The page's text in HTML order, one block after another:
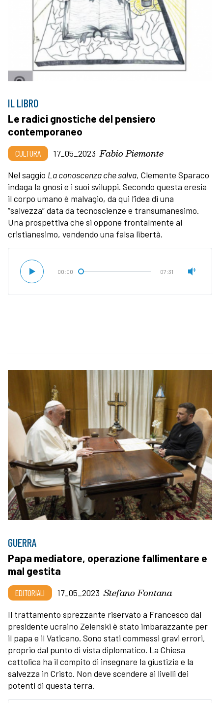
IL LIBRO
Le radici gnostiche del pensiero
contemporaneo
CULTURA 17_05_2023 Fabio Piemonte
Nel saggio La conoscenza che salva, Clemente Sparaco
indaga la gnosi e i suoi sviluppi. Secondo questa eresia
il corpo umano è malvagio, da qui l’idea di una
“salvezza” data da tecnoscienze e transumanesimo.
Una prospettiva che si oppone frontalmente al
cristianesimo, vendendo una falsa libertà.
00:00 07:31
GUERRA
Papa mediatore, operazione fallimentare e
mal gestita
EDITORIALI 17_05_2023 Stefano Fontana
Il trattamento sprezzante riservato a Francesco dal
presidente ucraino Zelenski è stato imbarazzante per
il papa e il Vaticano. Sono stati commessi gravi errori,
proprio dal punto di vista diplomatico. La Chiesa
cattolica ha il compito di insegnare la giustizia e la
salvezza in Cristo. Non deve scendere ai livelli dei
potenti di questa terra.